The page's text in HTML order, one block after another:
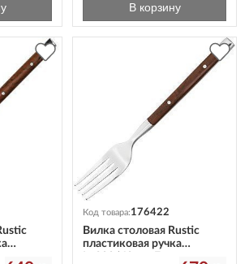
В корзину
Код товара:176422
Вилка столовая Rustic
пластиковая ручка